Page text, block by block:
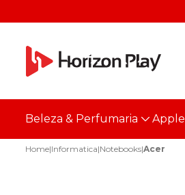
Beleza & Perfumaria Apple
Home|Informatica|Notebooks|Acer